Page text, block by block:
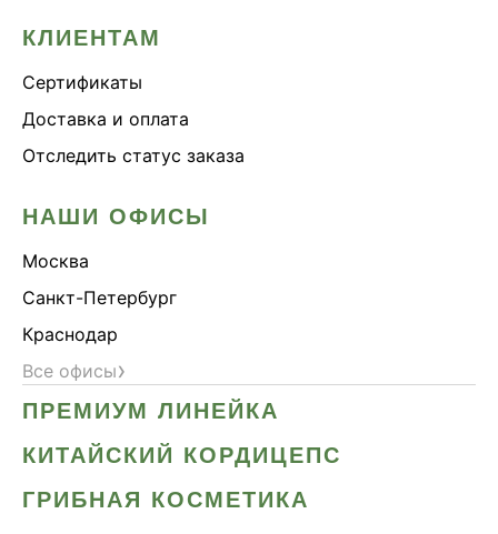
КЛИЕНТАМ
Сертификаты
Доставка и оплата
Отследить статус заказа
НАШИ ОФИСЫ
Москва
Санкт-Петербург
Краснодар
Все офисы›
ПРЕМИУМ ЛИНЕЙКА
КИТАЙСКИЙ КОРДИЦЕПС
ГРИБНАЯ КОСМЕТИКА